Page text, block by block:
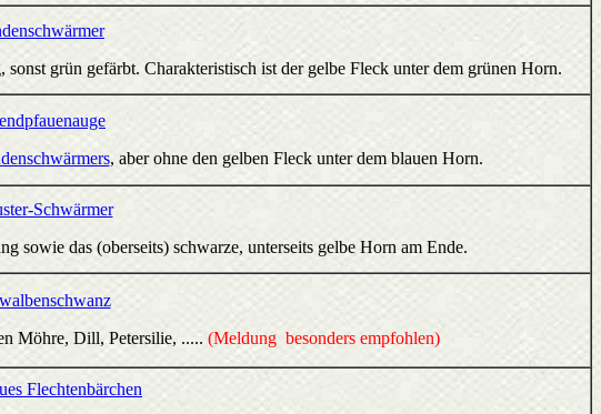
grün gefärbt. Charakteristisch ist der gelbe Fleck unter dem grünen Horn.
, aber ohne den gelben Fleck unter dem blauen Horn.
Schwärmer
sowie das (oberseits) schwarze, unterseits gelbe Horn am Ende.
Möhre, Dill, Petersilie, ..... (Meldung besonders empfohlen)
Flechtenbärchen